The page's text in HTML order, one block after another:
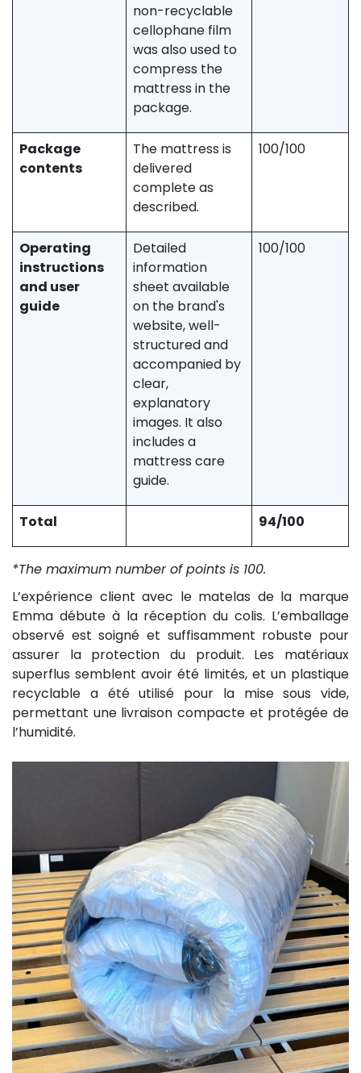
non-recyclable
cellophane film
was also used to
compress the
mattress in the
package.
Package
contents
The mattress is
delivered
complete as
described.
100/100
Operating
instructions
and user
guide
Detailed
information
sheet available
on the brand's
website, well-
structured and
accompanied by
clear,
explanatory
images. It also
includes a
mattress care
guide.
100/100
Total 94/100
*The maximum number of points is 100.
L’expérience client avec le matelas de la marque
Emma débute à la réception du colis. L’emballage
observé est soigné et suffisamment robuste pour
assurer la protection du produit. Les matériaux
superflus semblent avoir été limités, et un plastique
recyclable a été utilisé pour la mise sous vide,
permettant une livraison compacte et protégée de
l’humidité.